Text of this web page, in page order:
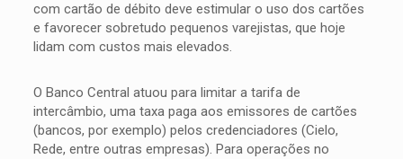
com cartão de débito deve estimular o uso dos cartões
e favorecer sobretudo pequenos varejistas, que hoje
lidam com custos mais elevados.
O Banco Central atuou para limitar a tarifa de
intercâmbio, uma taxa paga aos emissores de cartões
(bancos, por exemplo) pelos credenciadores (Cielo,
Rede, entre outras empresas). Para operações no